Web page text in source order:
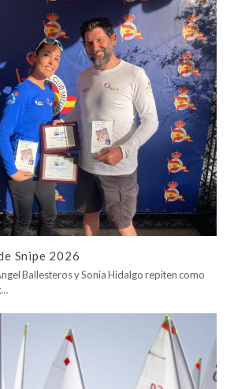
Snipe 2026
Ballesteros y Sonia Hidalgo repiten como